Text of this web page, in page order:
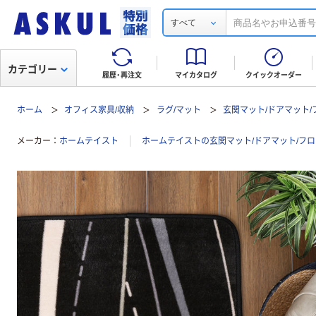
すべて
履歴・再注文 マイカタログ クイックオーダー
カテゴリー
ホーム オフィス家具/収納 ラグ/マット 玄関マット/ドアマット/
メーカー ホームテイスト ホームテイストの玄関マット/ドアマット/フ